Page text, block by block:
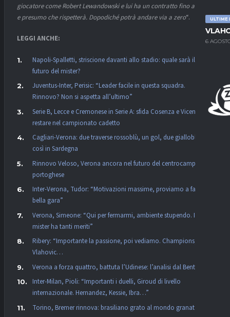
ULTIME
6
giocatore come Robert Lewandowski e lui ha un contratto fino al 2023
e presumo che rispetterà. Dopodiché potrà andare via a zero“.
LEGGI ANCHE:
Napoli-Spalletti, striscione davanti allo stadio: quale sarà il
futuro del mister?
Juventus-Inter, Perisic: “Leader facile in questa squadra.
Rinnovo? Non si aspetta all’ultimo”
Serie B, Lecce e Cremonese in Serie A: sfida Cosenza e Vicenza per
restare nel campionato cadetto
Cagliari-Verona: due traverse rossoblù, un gol, due gialloblù:
così in Sardegna
Rinnovo Veloso, Verona ancora nel futuro del centrocampista
portoghese
Inter-Verona, Tudor: “Motivazioni massime, proviamo a fare una
bella gara”
Verona, Simeone: “Qui per fermarmi, ambiente stupendo. Il
mister ha tanti meriti”
Ribery: “Importante la passione, poi vediamo. Champions,
Vlahovic…
Verona a forza quattro, battuta l’Udinese: l’analisi dal Bentegodi
Inter-Milan, Pioli: “Importanti i duelli, Giroud di livello
internazionale. Hernandez, Kessie, Ibra…”
Torino, Bremer rinnova: brasiliano grato al mondo granata